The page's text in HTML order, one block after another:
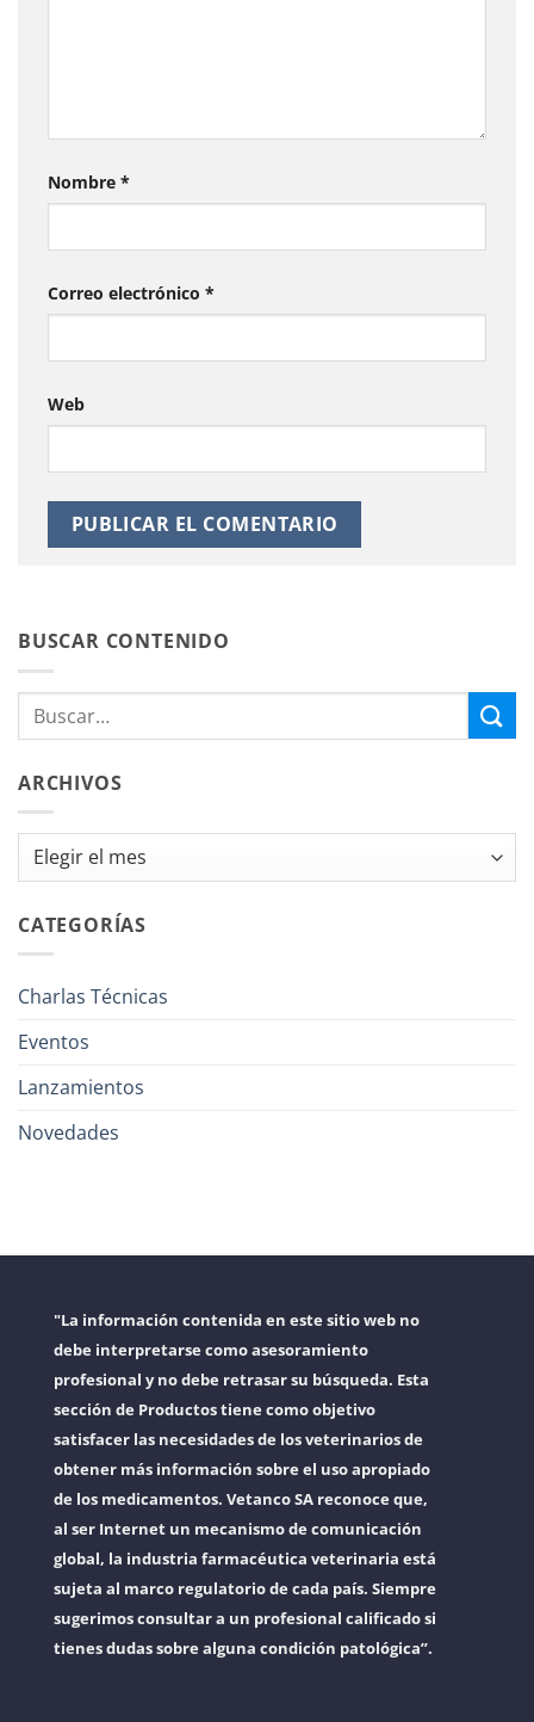
Nombre *
Correo electrónico *
Web
BUSCAR CONTENIDO
ARCHIVOS
Archivos
CATEGORÍAS
Charlas Técnicas
Eventos
Lanzamientos
Novedades
"La información contenida en este sitio web no
debe interpretarse como asesoramiento
profesional y no debe retrasar su búsqueda. Esta
sección de Productos tiene como objetivo
satisfacer las necesidades de los veterinarios de
obtener más información sobre el uso apropiado
de los medicamentos. Vetanco SA reconoce que,
al ser Internet un mecanismo de comunicación
global, la industria farmacéutica veterinaria está
sujeta al marco regulatorio de cada país. Siempre
sugerimos consultar a un profesional calificado si
tienes dudas sobre alguna condición patológica”.